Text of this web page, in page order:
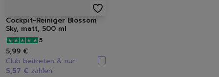
Cockpit-Reiniger Blossom
Sky, matt, 500 ml
5
5,99 €
Club beitreten & nur
5,57 € zahlen